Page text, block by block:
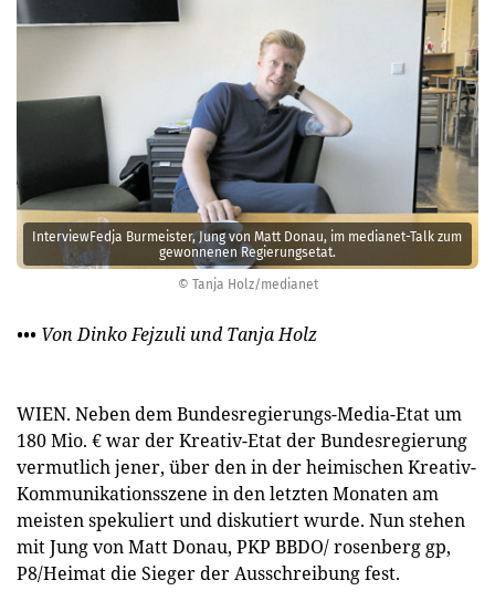
© Tanja Holz/medianet
InterviewFedja Bur­meister, Jung von Matt Donau, im ­medianet-Talk zum
gewonnenen Regierungsetat.
••• Von Dinko Fejzuli und Tanja Holz
WIEN. Neben dem Bundesregierungs-Media-Etat um
180 Mio. € war der Kreativ-Etat der Bundesregierung
vermutlich jener, über den in der heimischen Kreativ-
Kommunikationsszene in den letzten Monaten am
meisten spekuliert und diskutiert wurde. Nun stehen
mit Jung von Matt Donau, PKP BBDO/ rosenberg gp,
P8/Heimat die Sieger der Ausschreibung fest.